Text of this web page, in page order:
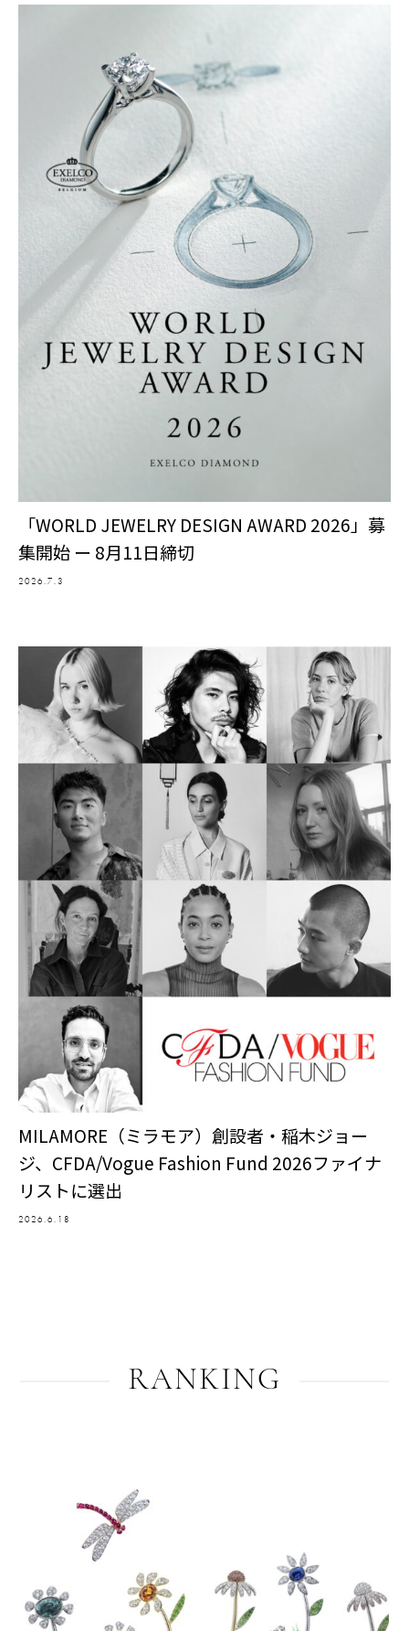
「WORLD JEWELRY DESIGN AWARD 2026」募
集開始 ー 8月11日締切
2026.7.3
MILAMORE（ミラモア）創設者・稲木ジョー
ジ、CFDA/Vogue Fashion Fund 2026ファイナ
リストに選出
2026.6.18
RANKING